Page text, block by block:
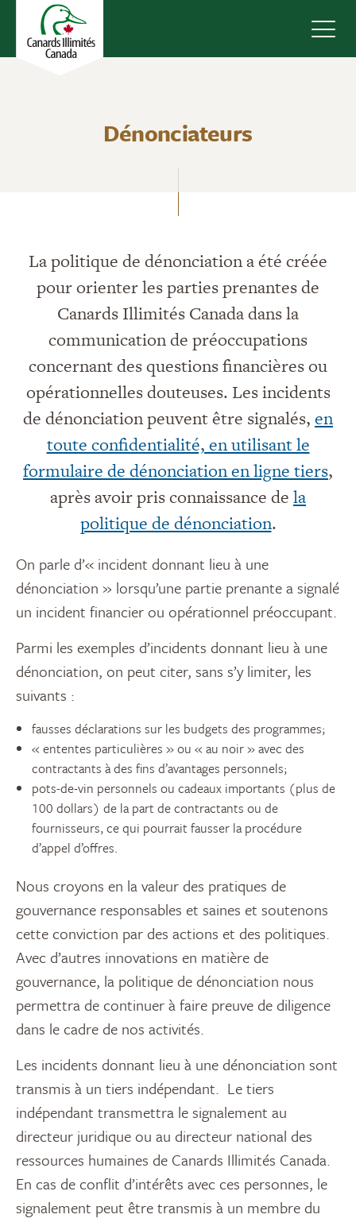
Dénonciateurs
La politique de dénonciation a été créée
pour orienter les parties prenantes de
Canards Illimités Canada dans la
communication de préoccupations
concernant des questions financières ou
opérationnelles douteuses. Les incidents
de dénonciation peuvent être signalés,en
toute confidentialité, en utilisant le
formulaire de dénonciation en ligne tiers,
après avoir pris connaissance dela
politique de dénonciation.
On parle d’« incident donnant lieu à une
dénonciation » lorsqu’une partie prenante a signalé
un incident financier ou opérationnel préoccupant.
Parmi les exemples d’incidents donnant lieu à une
dénonciation, on peut citer, sans s’y limiter, les
suivants :
fausses déclarations sur les budgets des programmes;
« ententes particulières » ou « au noir » avec des
contractants à des fins d’avantages personnels;
pots-de-vin personnels ou cadeaux importants (plus de
100 dollars) de la part de contractants ou de
fournisseurs, ce qui pourrait fausser la procédure
d’appel d’offres.
Nous croyons en la valeur des pratiques de
gouvernance responsables et saines et soutenons
cette conviction par des actions et des politiques.
Avec d’autres innovations en matière de
gouvernance, la politique de dénonciation nous
permettra de continuer à faire preuve de diligence
dans le cadre de nos activités.
Les incidents donnant lieu à une dénonciation sont
transmis à un tiers indépendant. Le tiers
indépendant transmettra le signalement au
directeur juridique ou au directeur national des
ressources humaines de Canards Illimités Canada.
En cas de conflit d’intérêts avec ces personnes, le
signalement peut être transmis à un membre du